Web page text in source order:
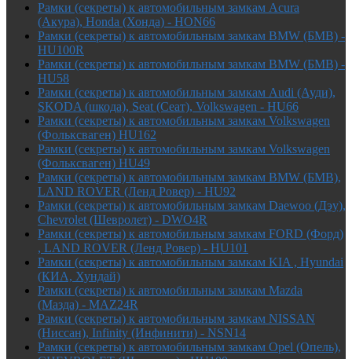
Рамки (секреты) к автомобильным замкам Acura
(Акура), Honda (Хонда) - HON66
Рамки (секреты) к автомобильным замкам BMW (БМВ) -
HU100R
Рамки (секреты) к автомобильным замкам BMW (БМВ) -
HU58
Рамки (секреты) к автомобильным замкам Audi (Ауди),
SKODA (шкода), Seat (Сеат), Volkswagen - HU66
Рамки (секреты) к автомобильным замкам Volkswagen
(Фольксваген) HU162
Рамки (секреты) к автомобильным замкам Volkswagen
(Фольксваген) HU49
Рамки (секреты) к автомобильным замкам BMW (БМВ),
LAND ROVER (Ленд Ровер) - HU92
Рамки (секреты) к автомобильным замкам Daewoo (Дэу),
Chevrolet (Шевролет) - DWO4R
Рамки (секреты) к автомобильным замкам FORD (Форд)
, LAND ROVER (Ленд Ровер) - HU101
Рамки (секреты) к автомобильным замкам KIA , Hyundai
(КИА, Хундай)
Рамки (секреты) к автомобильным замкам Mazda
(Мазда) - MAZ24R
Рамки (секреты) к автомобильным замкам NISSAN
(Ниссан), Infinity (Инфинити) - NSN14
Рамки (секреты) к автомобильным замкам Opel (Опель),